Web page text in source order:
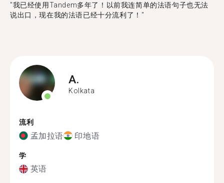
"​​我已经使用Tandem多年了！以前我连简单的法语句子也无法
说出口，现在我的法语已经十分流利了！"
A.
Kolkata
流利
孟加拉语 印地语
学
英语